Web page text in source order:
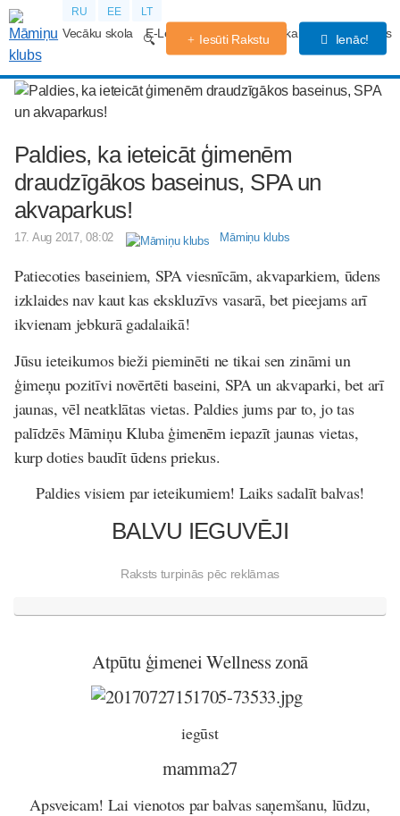
RU EE LT
Vecāku skola E-Lekcijas Grūtniecības kalendārs Forums
Iesūti Rakstu Ienāc!
Paldies, ka ieteicāt ģimenēm
draudzīgākos baseinus, SPA un
akvaparkus!
17. Aug 2017, 08:02 Māmiņu klubs
Patiecoties baseiniem, SPA viesnīcām, akvaparkiem, ūdens
izklaides nav kaut kas ekskluzīvs vasarā, bet pieejams arī
ikvienam jebkurā gadalaikā!
Jūsu ieteikumos bieži pieminēti ne tikai sen zināmi un
ģimeņu pozitīvi novērtēti baseini, SPA un akvaparki, bet arī
jaunas, vēl neatklātas vietas. Paldies jums par to, jo tas
palīdzēs Māmiņu Kluba ģimenēm iepazīt jaunas vietas,
kurp doties baudīt ūdens priekus.
Paldies visiem par ieteikumiem! Laiks sadalīt balvas!
BALVU IEGUVĒJI
Raksts turpinās pēc reklāmas
Atpūtu ģimenei Wellness zonā
iegūst
mamma27
Apsveicam! Lai vienotos par balvas saņemšanu, lūdzu,